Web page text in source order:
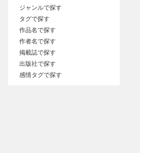
ジャンルで探す
タグで探す
作品名で探す
作者名で探す
掲載誌で探す
出版社で探す
感情タグで探す